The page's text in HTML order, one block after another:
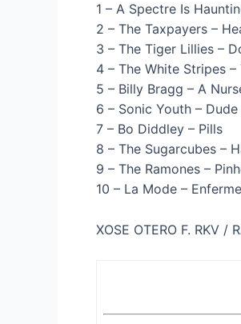
1 – A Spectre Is
2 – The Taxpayers –
3 – The Tiger Lillies –
4 – The White Stripes –
5 – Billy Bragg – A
6 – Sonic Youth –
7 – Bo Diddley – Pills
8 – The Sugarcubes –
9 – The Ramones –
10 – La Mode –
XOSE OTERO F. RKV /